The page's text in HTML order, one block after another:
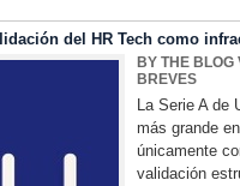
del HR Tech como
BY THE BLOG
BREVES
La Serie A de
más grande
únicamente
validación